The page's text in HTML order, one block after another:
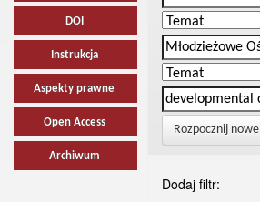
DOI
Instrukcja
Aspekty prawne
Open Access
Archiwum
Rozpocznij
Dodaj filtr: